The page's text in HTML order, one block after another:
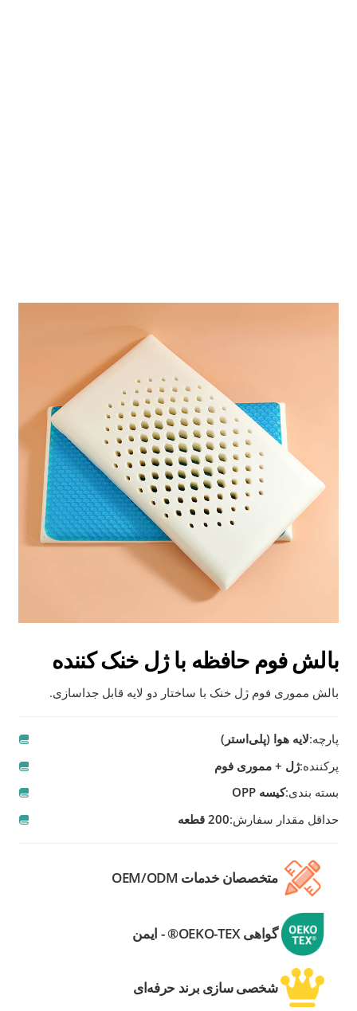
بالش فوم حافظه با ژل خنک کننده
بالش مموری فوم ژل خنک با ساختار دو لایه قابل جداسازی.
پارچه:لایه هوا (پلی‌استر)
پرکننده:ژل + مموری فوم
بسته بندی:کیسه OPP
حداقل مقدار سفارش:200 قطعه
متخصصان خدمات OEM/ODM
گواهی OEKO-TEX® - ایمن
شخصی سازی برند حرفه‌ای